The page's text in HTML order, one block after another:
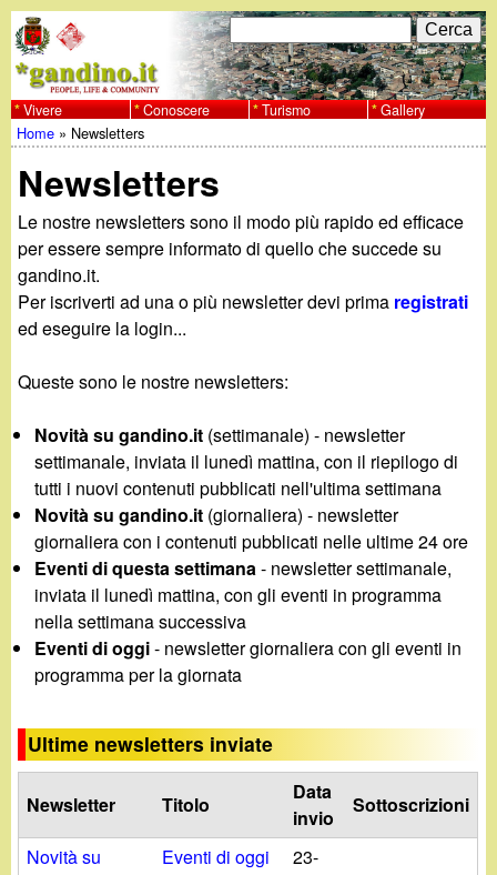
al
contenuto
principale
w
w
w
.
g
a
n
d
i
o
i
F
o
r
d
r
c
e
r
c
a
C
e
r
c
Vivere Conoscere Turismo Gallery
Tu
sei
qui
Home » Newsletters
Newsletters
Le nostre newsletters sono il modo più rapido ed efficace
per essere sempre informato di quello che succede su
gandino.it.
Per iscriverti ad una o più newsletter devi prima registrati
ed eseguire la login...
Queste sono le nostre newsletters:
Novità su gandino.it (settimanale) - newsletter
settimanale, inviata il lunedì mattina, con il riepilogo di
tutti i nuovi contenuti pubblicati nell'ultima settimana
Novità su gandino.it (giornaliera) - newsletter
giornaliera con i contenuti pubblicati nelle ultime 24 ore
Eventi di questa settimana- newsletter settimanale,
inviata il lunedì mattina, con gli eventi in programma
nella settimana successiva
Eventi di oggi- newsletter giornaliera con gli eventi in
programma per la giornata
Ultime newsletters inviate
Newsletter Titolo
Data
invio
Sottoscrizioni
Novità su
Eventi di oggi
23-